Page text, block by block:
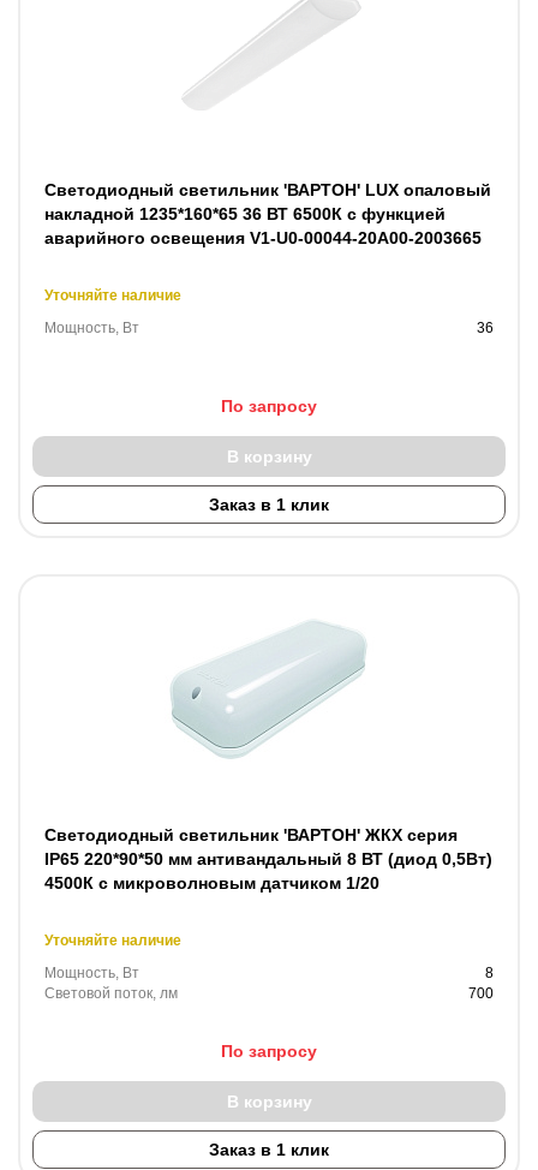
Светодиодный светильник 'ВАРТОН' LUX опаловый
накладной 1235*160*65 36 ВТ 6500К с функцией
аварийного освещения V1-U0-00044-20A00-2003665
Уточняйте наличие
Мощность, Вт
36
По запросу
В корзину
Заказ в 1 клик
Светодиодный светильник 'ВАРТОН' ЖКХ серия
IP65 220*90*50 мм антивандальный 8 ВТ (диод 0,5Вт)
4500К с микроволновым датчиком 1/20
Уточняйте наличие
Мощность, Вт
8
Световой поток, лм
700
По запросу
В корзину
Заказ в 1 клик